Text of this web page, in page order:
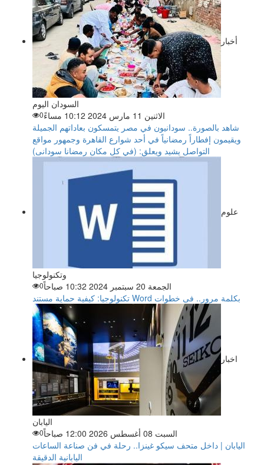
أخبار
السودان اليوم
الاثنين 11 مارس 2024 10:12 مساءً
0
شاهد بالصورة.. سودانيون في مصر يتمسكون بعاداتهم الجميلة
ويقيمون إفطاراً رمضانياً في أحد شوارع القاهرة وجمهور مواقع
التواصل يشيد ويعلق: (في كل مكان رمضانا سودانى)
علوم
وتكنولوجيا
الجمعة 20 سبتمبر 2024 10:32 صباحاً
0
تكنولوجيا: كيفية حماية مستند Word بكلمة مرور.. فى خطوات
اخبار
اليابان
السبت 08 أغسطس 2026 12:00 صباحاً
0
اليابان | داخل متحف سيكو غينزا.. رحلة في فن صناعة الساعات
اليابانية الدقيقة